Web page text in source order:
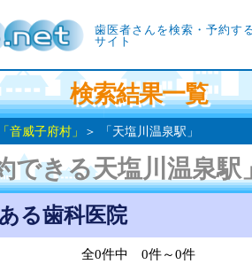
歯医者さんを検索・予約す
サイト
検索結果一覧
「音威子府村」 ＞ 「天塩川温泉駅」
約できる天塩川温泉駅
る歯科医院
全0件中 0件～0件